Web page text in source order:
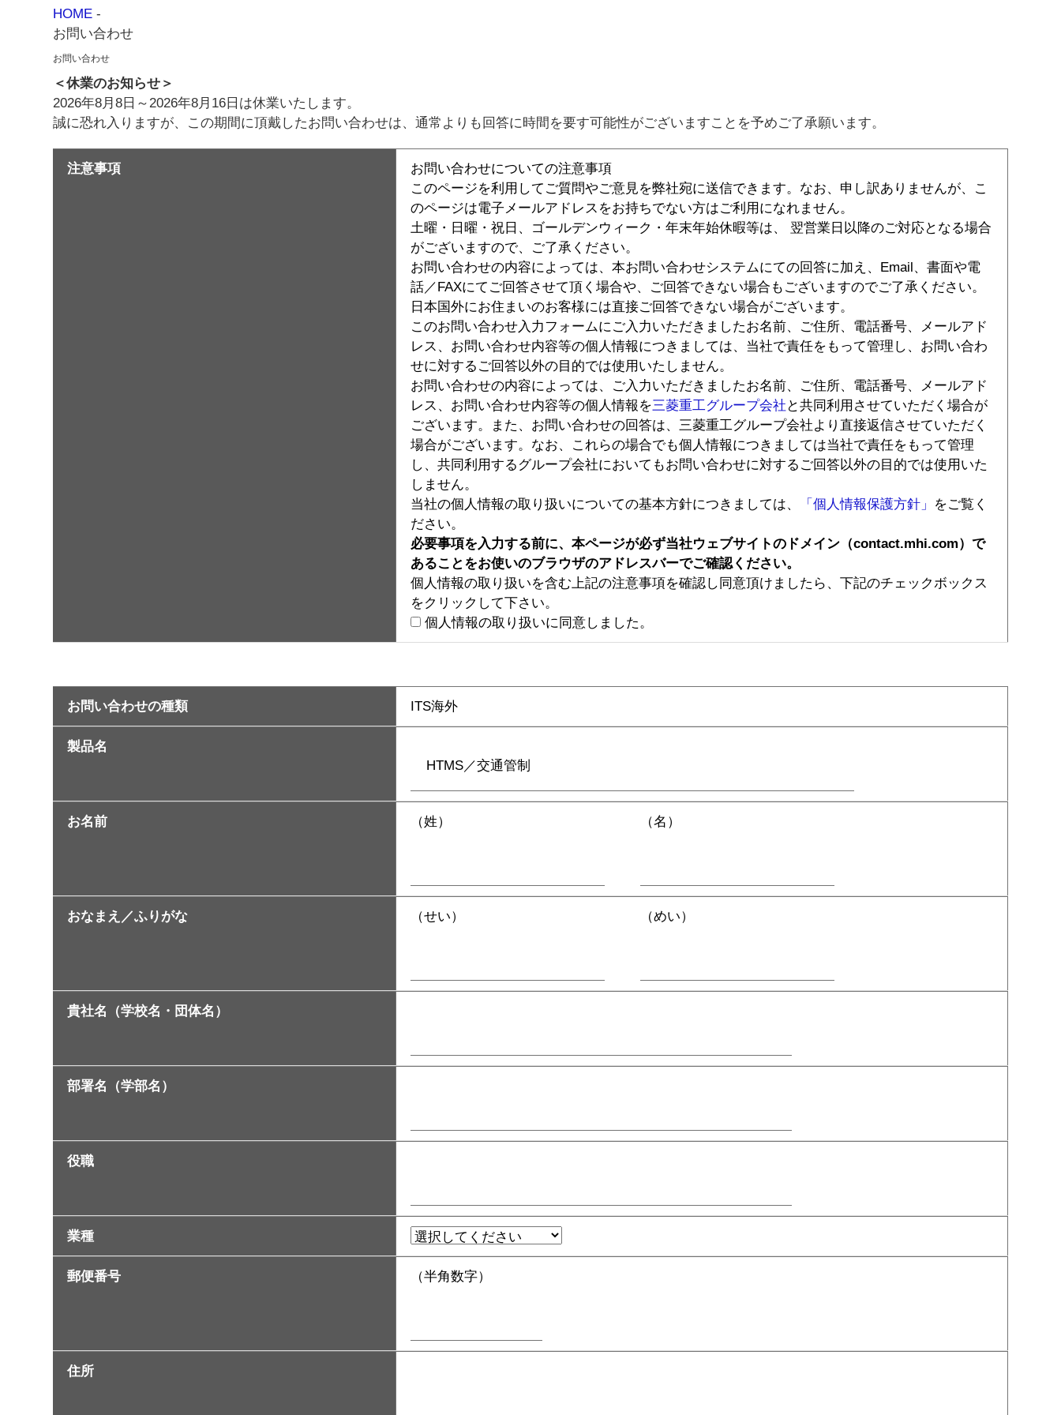
HOME -
お問い合わせ
お問い合わせ
＜休業のお知らせ＞
2026年8月8日～2026年8月16日は休業いたします。
誠に恐れ入りますが、この期間に頂戴したお問い合わせは、通常よりも回答に時間を要す可能性がございますことを予めご了承願います。
注意事項
お問い合わせについての注意事項
このページを利用してご質問やご意見を弊社宛に送信できます。なお、申し訳ありませんが、こ
のページは電子メールアドレスをお持ちでない方はご利用になれません。
土曜・日曜・祝日、ゴールデンウィーク・年末年始休暇等は、 翌営業日以降のご対応となる場合
がございますので、ご了承ください。
お問い合わせの内容によっては、本お問い合わせシステムにての回答に加え、Email、書面や電
話／FAXにてご回答させて頂く場合や、ご回答できない場合もございますのでご了承ください。
日本国外にお住まいのお客様には直接ご回答できない場合がございます。
このお問い合わせ入力フォームにご入力いただきましたお名前、ご住所、電話番号、メールアド
レス、お問い合わせ内容等の個人情報につきましては、当社で責任をもって管理し、お問い合わ
せに対するご回答以外の目的では使用いたしません。
お問い合わせの内容によっては、ご入力いただきましたお名前、ご住所、電話番号、メールアド
レス、お問い合わせ内容等の個人情報を三菱重工グループ会社 と共同利用させていただく場合が
ございます。また、お問い合わせの回答は、三菱重工グループ会社より直接返信させていただく
場合がございます。なお、これらの場合でも個人情報につきましては当社で責任をもって管理
し、共同利用するグループ会社においてもお問い合わせに対するご回答以外の目的では使用いた
しません。
当社の個人情報の取り扱いについての基本方針につきましては、
「個人情報保護方針」
をご覧く
ださい。
必要事項を入力する前に、本ページが必ず当社ウェブサイトのドメイン（contact.mhi.com）で
あることをお使いのブラウザのアドレスバーでご確認ください。
個人情報の取り扱いを含む上記の注意事項を確認し同意頂けましたら、下記のチェックボックス
をクリックして下さい。
個人情報の取り扱いに同意しました。
お問い合わせの種類 ITS海外
製品名
お名前 （姓） （名）
おなまえ／ふりがな （せい） （めい）
貴社名（学校名・団体名）
部署名（学部名）
役職
業種
郵便番号 （半角数字）
住所